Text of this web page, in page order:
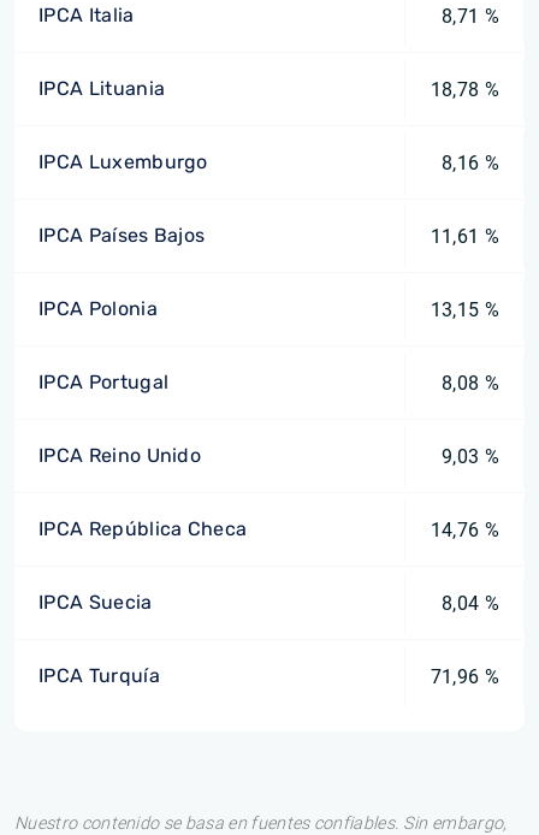
IPCA Italia 8,71 %
IPCA Lituania 18,78 %
IPCA Luxemburgo 8,16 %
IPCA Países Bajos 11,61 %
IPCA Polonia 13,15 %
IPCA Portugal 8,08 %
IPCA Reino Unido 9,03 %
IPCA República Checa 14,76 %
IPCA Suecia 8,04 %
IPCA Turquía 71,96 %
Nuestro contenido se basa en fuentes confiables. Sin embargo,